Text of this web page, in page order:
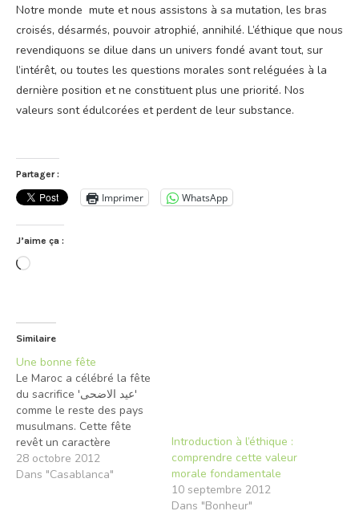
Notre monde mute et nous assistons à sa mutation, les bras
croisés, désarmés, pouvoir atrophié, annihilé. L’éthique que nous
revendiquons se dilue dans un univers fondé avant tout, sur
l’intérêt, ou toutes les questions morales sont reléguées à la
dernière position et ne constituent plus une priorité. Nos
valeurs sont édulcorées et perdent de leur substance.
Partager :
Imprimer WhatsApp
J’aime ça :
Chargement…
Similaire
Une bonne fête
Le Maroc a célébré la fête
du sacrifice 'عيد الاضحى'
comme le reste des pays
musulmans. Cette fête
revêt un caractère
religieux et social. Le
caractère religieux définit
28 octobre 2012
Dans "Casablanca"
Introduction à l’éthique :
comprendre cette valeur
morale fondamentale
10 septembre 2012
Dans "Bonheur"